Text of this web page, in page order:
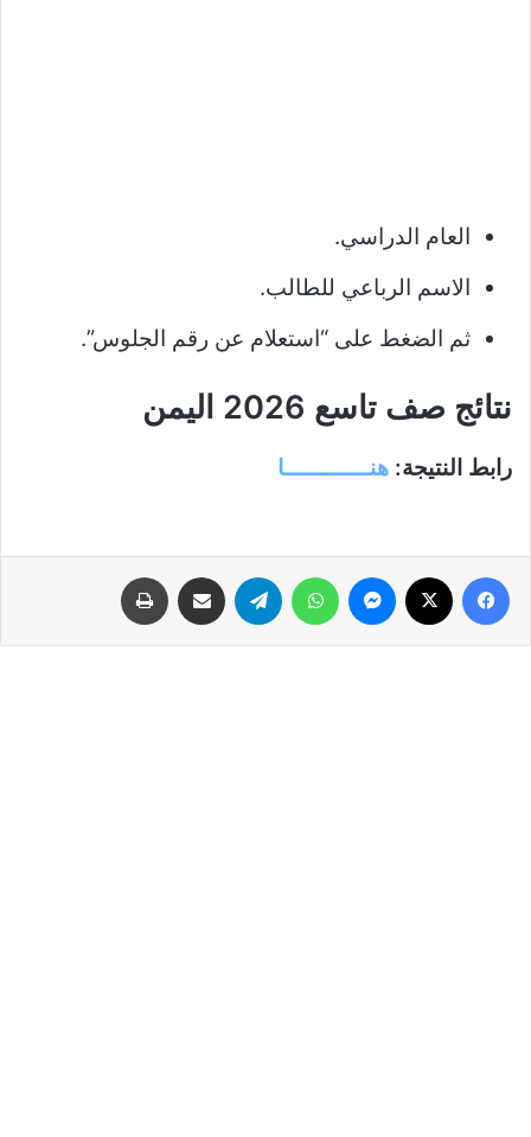
العام الدراسي.
الاسم الرباعي للطالب.
ثم الضغط على “استعلام عن رقم الجلوس”.
نتائج صف تاسع 2026 اليمن
رابط النتيجة: هنــــــــــــا
فيسبوك ماسنجر واتساب تيلقرام مشاركة عبر البريد